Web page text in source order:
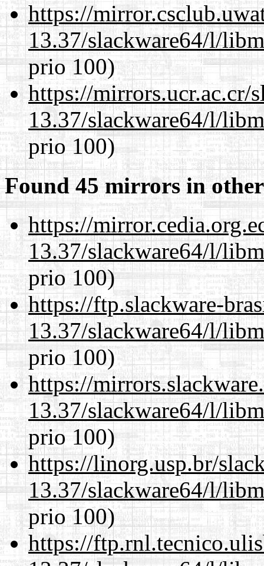
https://
13.37/slackware64/l/
prio 100)
https://mirrors.ucr.ac.cr/
13.37/slackware64/l/
prio 100)
Found 45 mirrors in
https://
13.37/slackware64/l/
prio 100)
https://ftp.slackware-
13.37/slackware64/l/
prio 100)
https://
13.37/slackware64/l/
prio 100)
https://linorg.usp.br/
13.37/slackware64/l/
prio 100)
https://